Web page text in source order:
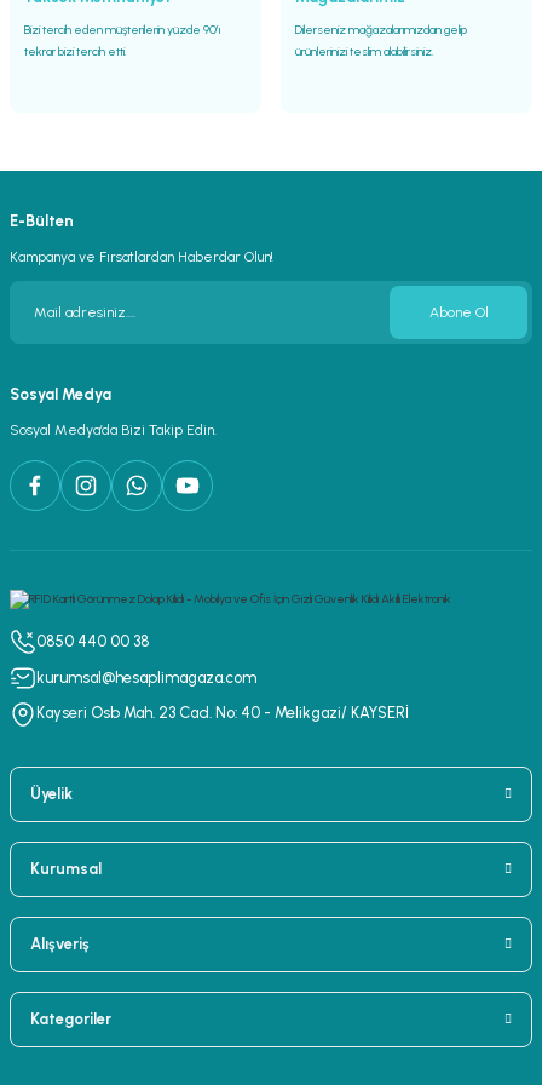
Bizi tercih eden müşterilerin yüzde 90’ı
tekrar bizi tercih etti.
Dilerseniz mağazalarımızdan gelip
ürünlerinizi teslim alabilirsiniz.
E-Bülten
Kampanya ve Fırsatlardan Haberdar Olun!
Abone Ol
Sosyal Medya
Sosyal Medya’da Bizi Takip Edin.
0850 440 00 38
kurumsal@hesaplimagaza.com
Kayseri Osb Mah. 23 Cad. No: 40 - Melikgazi/ KAYSERİ
Üyelik
Kurumsal
Alışveriş
Kategoriler